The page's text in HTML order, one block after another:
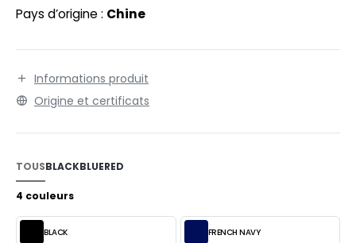
LABEL / TEAR AWAY
SHOPPING
OF THE LOOM VINTAGE
Pays d’origine : Chine
Informations produit
Origine et certificats
TOUSBLACKBLUERED
4 couleurs
BLACK FRENCH NAVY